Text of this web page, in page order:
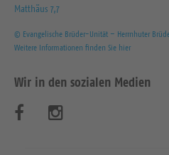
Matthäus 7,7
© Evangelische Brüder-Unität – Herrnhuter
Weitere Informationen finden Sie hier
Wir in den sozialen Medien